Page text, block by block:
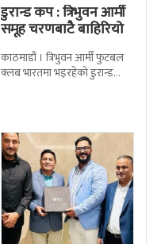
डुरान्ड कप : त्रिभुवन आर्मी
समूह चरणबाटै बाहिरियो
काठमाडौं । त्रिभुवन आर्मी फुटबल
क्लब भारतमा भइरहेको डुरान्ड